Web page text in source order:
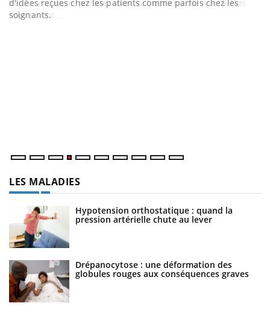
Vacances, plage, piscine, soleil, activités en plein air… Nos
mains sont ...
LES MALADIES
Hypotension orthostatique : quand la
pression artérielle chute au lever
Drépanocytose : une déformation des
globules rouges aux conséquences graves